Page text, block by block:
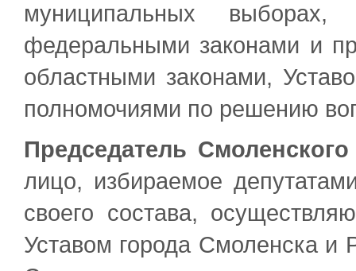
муниципальных
федеральными законами и
областными законами,
полномочиями по решению
Председатель
лицо, избираемое
своего состава,
Уставом города Смоленска и